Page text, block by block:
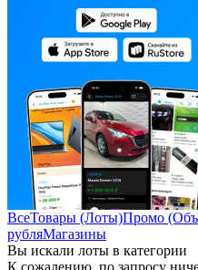
ВсеТовары (Лоты)Промо
рубляМагазины
Вы искали лоты в категории
К сожалению, по запросу